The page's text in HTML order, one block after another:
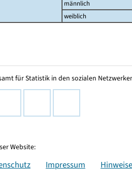
männlich
weiblich
für Statistik in den sozialen
Website:
Impressum